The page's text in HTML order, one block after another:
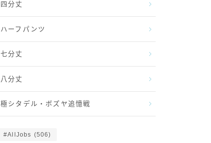
四分丈
ハーフパンツ
七分丈
八分丈
極シタデル・ボズヤ追憶戦
AllJobs (506)